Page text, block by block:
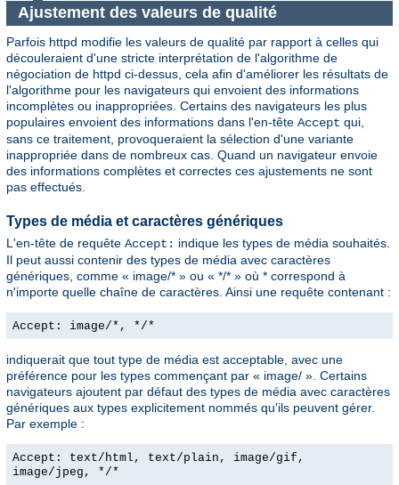
Ajustement des valeurs de qualité
Parfois httpd modifie les valeurs de qualité par rapport à celles qui
découleraient d'une stricte interprétation de l'algorithme de
négociation de httpd ci-dessus, cela afin d'améliorer les résultats de
l'algorithme pour les navigateurs qui envoient des informations
incomplètes ou inappropriées. Certains des navigateurs les plus
populaires envoient des informations dans l'en-tête Accept qui,
sans ce traitement, provoqueraient la sélection d'une variante
inappropriée dans de nombreux cas. Quand un navigateur envoie
des informations complètes et correctes ces ajustements ne sont
pas effectués.
Types de média et caractères génériques
L'en-tête de requête Accept: indique les types de média souhaités.
Il peut aussi contenir des types de média avec caractères
génériques, comme « image/* » ou « */* » où * correspond à
n'importe quelle chaîne de caractères. Ainsi une requête contenant :
Accept: image/*, */*
indiquerait que tout type de média est acceptable, avec une
préférence pour les types commençant par « image/ ». Certains
navigateurs ajoutent par défaut des types de média avec caractères
génériques aux types explicitement nommés qu'ils peuvent gérer.
Par exemple :
Accept: text/html, text/plain, image/gif,
image/jpeg, */*